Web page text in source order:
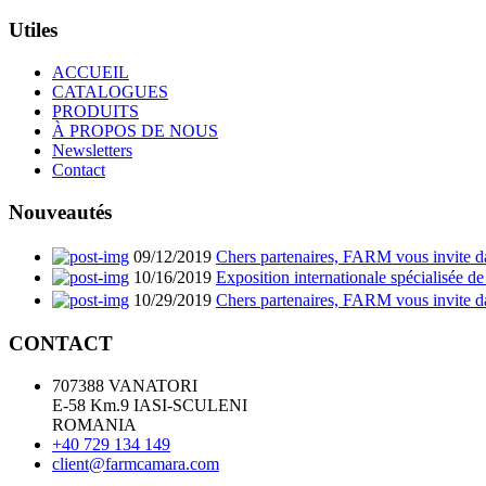
Utiles
ACCUEIL
CATALOGUES
PRODUITS
À PROPOS DE NOUS
Newsletters
Contact
Nouveautés
09/12/2019 Chers partenaires, FARM vous invite
10/16/2019 Exposition internationale spécialisée
10/29/2019 Chers partenaires, FARM vous invite
CONTACT
707388 VANATORI
E-58 Km.9 IASI-SCULENI
ROMANIA
+40 729 134 149
client@farmcamara.com